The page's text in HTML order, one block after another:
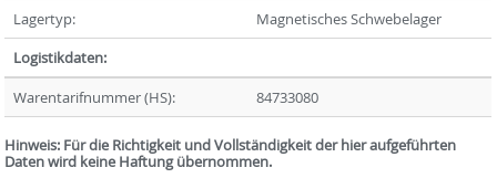
Lagertyp:
Magnetisches Schwebelager
Logistikdaten:
Warentarifnummer (HS):
84733080
Hinweis: Für die Richtigkeit und Vollständigkeit der hier aufgeführten
Daten wird keine Haftung übernommen.